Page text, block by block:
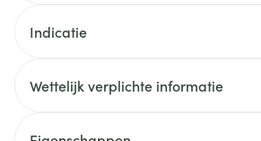
Indicatie
Wettelijk verplichte informatie